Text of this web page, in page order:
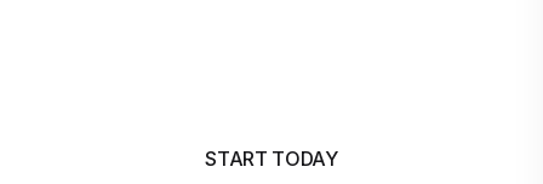
START TODAY